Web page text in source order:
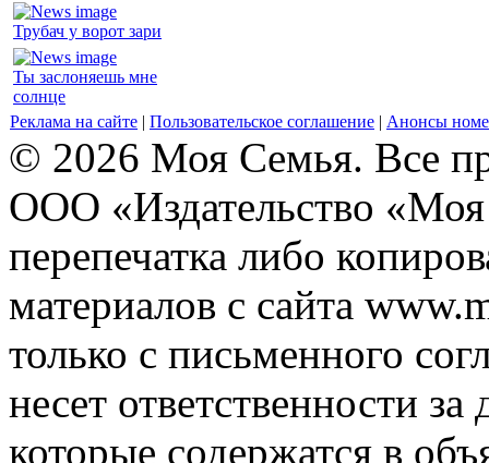
Трубач у ворот зари
Ты заслоняешь мне
солнце
Реклама на сайте | Пользовательское соглашение | Анонсы
© 2026 Моя Семья. Все
ООО «Издательство
перепечатка либо
материалов с сайта
только с письменного
несет ответственности
которые содержатся в